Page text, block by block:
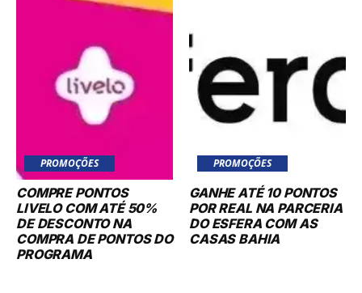
PROMOÇÕES
COMPRE PONTOS
LIVELO COM ATÉ 50%
DE DESCONTO NA
COMPRA DE PONTOS DO
PROGRAMA
PROMOÇÕES
GANHE ATÉ 10 PONTOS
POR REAL NA PARCERIA
DO ESFERA COM AS
CASAS BAHIA